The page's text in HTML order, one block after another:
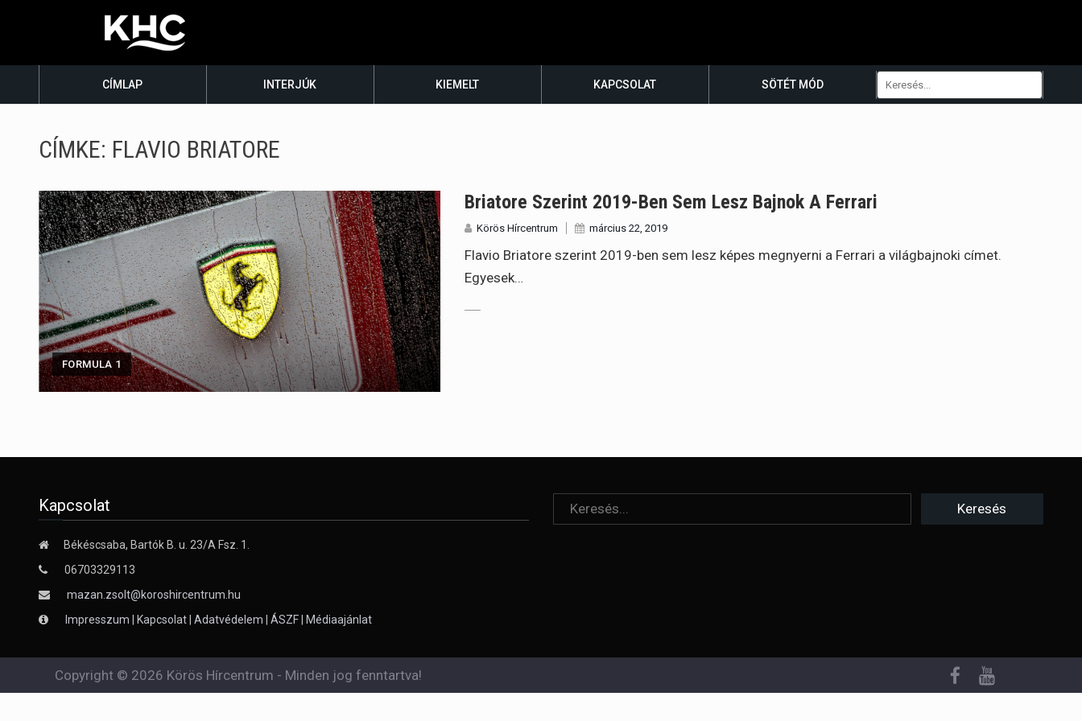
CÍMLAP INTERJÚK KIEMELT KAPCSOLAT SÖTÉT MÓD
CÍMKE: FLAVIO BRIATORE
FORMULA 1
Briatore Szerint 2019-Ben Sem Lesz Bajnok A Ferrari
Körös Hírcentrum március 22, 2019
Flavio Briatore szerint 2019-ben sem lesz képes megnyerni a Ferrari a világbajnoki címet.
Egyesek…
Kapcsolat
Békéscsaba, Bartók B. u. 23/A Fsz. 1.
06703329113
mazan.zsolt@koroshircentrum.hu
Impresszum | Kapcsolat| Adatvédelem | ÁSZF| Médiaajánlat
Copyright © 2026 Körös Hírcentrum - Minden jog fenntartva!